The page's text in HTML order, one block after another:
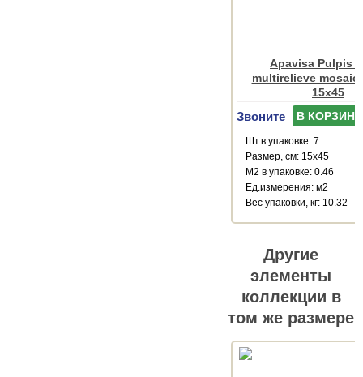
Apavisa Pulpis
multirelieve
15x45
Звоните В КОРЗИНУ
Шт.в упаковке: 7
Размер, см: 15x45
М2 в упаковке: 0.46
Ед.измерения: м2
Веc упаковки, кг: 10.32
Другие
элементы
коллекции в
том же размере